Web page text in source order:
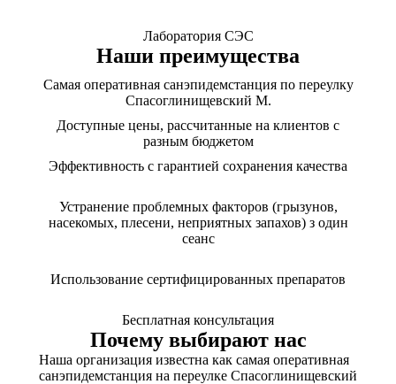
Лаборатория СЭС
Наши преимущества
Самая оперативная санэпидемстанция по переулку
Спасоглинищевский М.
Доступные цены, рассчитанные на клиентов с
разным бюджетом
Эффективность с гарантией сохранения качества
Устранение проблемных факторов (грызунов,
насекомых, плесени, неприятных запахов) з один
сеанс
Использование сертифицированных препаратов
Бесплатная консультация
Почему выбирают нас
Наша организация известна как самая оперативная
санэпидемстанция на переулке Спасоглинищевский